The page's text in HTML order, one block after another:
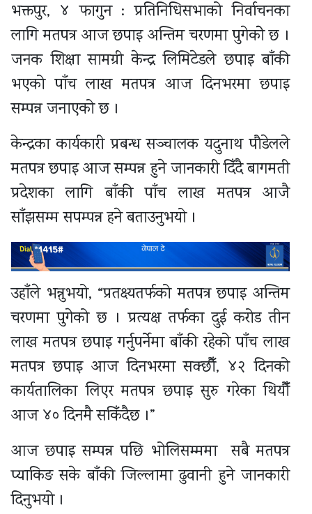
भक्तपुर, ४ फागुन : प्रतिनिधिसभाको निर्वाचनका
लागि मतपत्र आज छपाइ अन्तिम चरणमा पुगेकोे छ ।
जनक शिक्षा सामग्री केन्द्र लिमिटेडले छपाइ बाँकी
भएको पाँच लाख मतपत्र आज दिनभरमा छपाइ
सम्पन्न जनाएको छ ।
केन्द्रका कार्यकारी प्रबन्ध सञ्चालक यदुनाथ पौडेलले
मतपत्र छपाइ आज सम्पन्न हुने जानकारी दिँदै बागमती
प्रदेशका लागि बाँकी पाँच लाख मतपत्र आजै
साँझसम्म सपम्पन्न हने बताउनुभयो ।
उहाँले भन्नुभयो, “प्रतक्ष्यतर्फको मतपत्र छपाइ अन्तिम
चरणमा पुगेको छ । प्रत्यक्ष तर्फका दुई करोड तीन
लाख मतपत्र छपाइ गर्नुपर्नेमा बाँकी रहेको पाँच लाख
मतपत्र छपाइ आज दिनभरमा सक्छौँ, ४२ दिनको
कार्यतालिका लिएर मतपत्र छपाइ सुरु गरेका थियौँं
आज ४० दिनमै सकिँदैछ ।”
आज छपाइ सम्पन्न पछि भोलिसम्ममा सबै मतपत्र
प्याकिङ सके बाँकी जिल्लामा ढुवानी हुने जानकारी
दिनुभयो ।